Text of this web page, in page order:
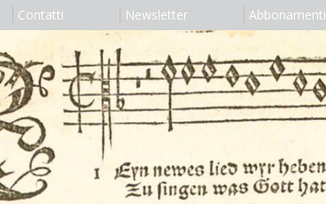
Contatti Newsletter Abbonamenti